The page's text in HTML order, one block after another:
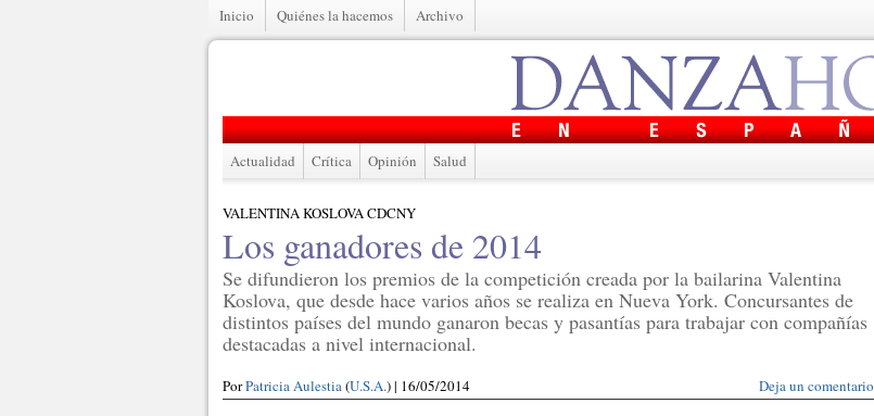
Inicio Quiénes la hacemos Archivo
Actualidad Crítica Opinión Salud
VALENTINA KOSLOVA CDCNY
Los ganadores de 2014
Se difundieron los premios de la competición creada por la bailarina Valentina
Koslova, que desde hace varios años se realiza en Nueva York. Concursantes de
distintos países del mundo ganaron becas y pasantías para trabajar con compañías
destacadas a nivel internacional.
Deja un comentario
PorPatricia Aulestia(U.S.A.) | 16/05/2014